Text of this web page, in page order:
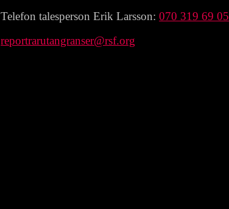
Telefon talesperson Erik Larsson:070 319 69 05
reportrarutangranser@rsf.org